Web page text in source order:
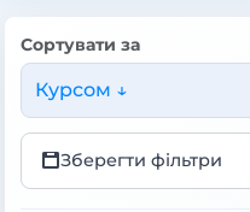
Сортувати за
Курсом ↓
Зберегти фільтри